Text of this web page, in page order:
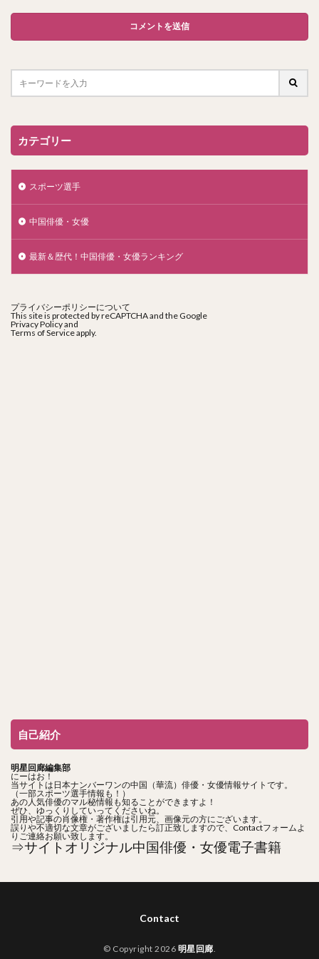
カテゴリー
スポーツ選手
中国俳優・女優
最新＆歴代！中国俳優・女優ランキング
プライバシーポリシーについて
This site is protected by reCAPTCHA and the Google
Privacy Policyand
Terms of Serviceapply.
自己紹介
明星回廊編集部
にーはお！
当サイトは日本ナンバーワンの中国（華流）俳優・女優情報サイトです。
（一部スポーツ選手情報も！）
あの人気俳優のマル秘情報も知ることができますよ！
ぜひ、ゆっくりしていってくださいね。
引用や記事の肖像権・著作権は引用元、画像元の方にございます。
誤りや不適切な文章がございましたら訂正致しますので、Contactフォームよ
りご連絡お願い致します。
⇒サイトオリジナル中国俳優・女優電子書籍
Contact
© Copyright 2026 明星回廊.